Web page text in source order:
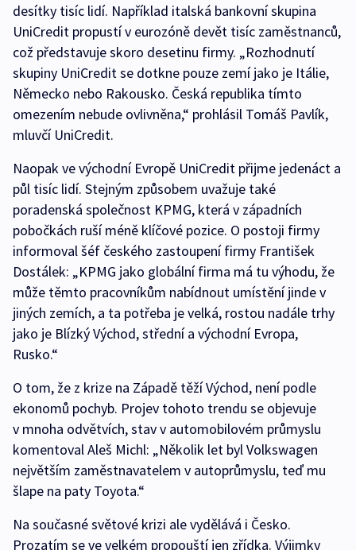
desítky tisíc lidí. Například italská bankovní skupina
UniCredit propustí v eurozóně devět tisíc zaměstnanců,
což představuje skoro desetinu firmy. „Rozhodnutí
skupiny UniCredit se dotkne pouze zemí jako je Itálie,
Německo nebo Rakousko. Česká republika tímto
omezením nebude ovlivněna,“ prohlásil Tomáš Pavlík,
mluvčí UniCredit.
Naopak ve východní Evropě UniCredit přijme jedenáct a
půl tisíc lidí. Stejným způsobem uvažuje také
poradenská společnost KPMG, která v západních
pobočkách ruší méně klíčové pozice. O postoji firmy
informoval šéf českého zastoupení firmy František
Dostálek: „KPMG jako globální firma má tu výhodu, že
může těmto pracovníkům nabídnout umístění jinde v
jiných zemích, a ta potřeba je velká, rostou nadále trhy
jako je Blízký Východ, střední a východní Evropa,
Rusko.“
O tom, že z krize na Západě těží Východ, není podle
ekonomů pochyb. Projev tohoto trendu se objevuje
v mnoha odvětvích, stav v automobilovém průmyslu
komentoval Aleš Michl: „Několik let byl Volkswagen
největším zaměstnavatelem v autoprůmyslu, teď mu
šlape na paty Toyota.“
Na současné světové krizi ale vydělává i Česko.
Prozatím se ve velkém propouští jen zřídka. Výjimky